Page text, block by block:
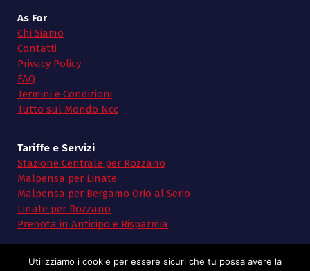
As For
Chi Siamo
Contatti
Privacy Policy
FAQ
Termini e Condizioni
Tutto sul Mondo Ncc
Tariffe e Servizi
Stazione Centrale per Rozzano
Malpensa per Linate
Malpensa per Bergamo Orio al Serio
Linate per Rozzano
Prenota in Anticipo e Risparmia
Utilizziamo i cookie per essere sicuri che tu possa avere la